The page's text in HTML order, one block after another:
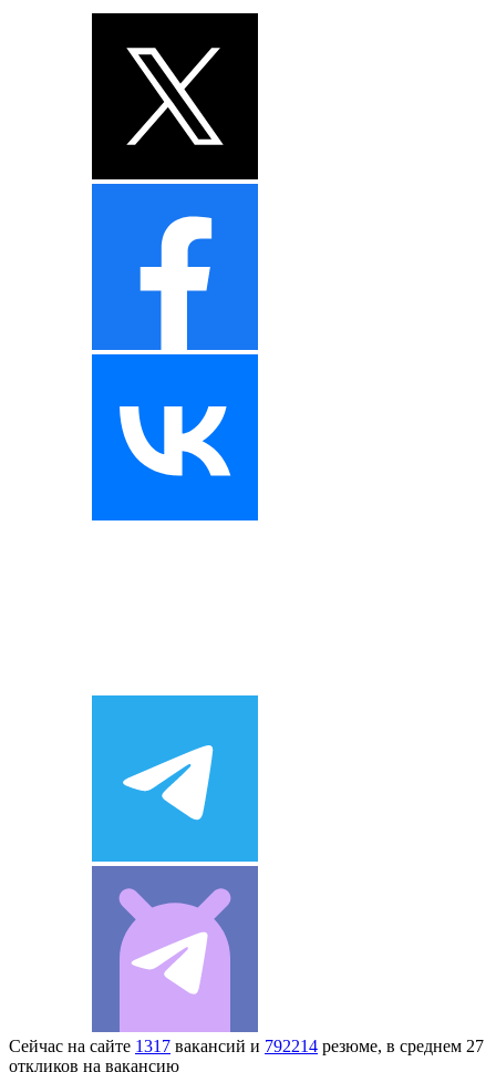
Сейчас на сайте 1317 вакансий и 792214 резюме, в среднем 27
откликов на вакансию